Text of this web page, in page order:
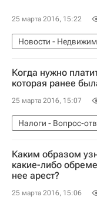
25 марта 2016, 15:22
Новости -
СРО
Развитие
Когда нужно
которая ранее
25 марта 2016, 15:07
Налоги - Вопрос-
Вопрос-ответ –
Каким образом
какие-либо
нее арест?
25 марта 2016, 15:06